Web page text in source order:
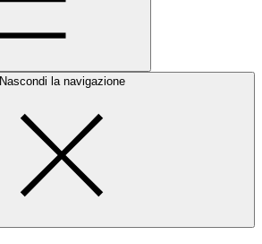
Nascondi la navigazione